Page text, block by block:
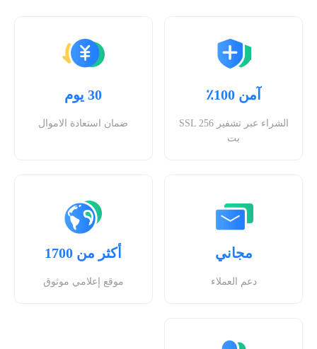
آمن 100٪
الشراء عبر تشفير SSL 256
بت
30 يوم
ضمان استعادة الاموال
مجاني
دعم العملاء
أكثر من 1700
موقع إعلامي موثوق